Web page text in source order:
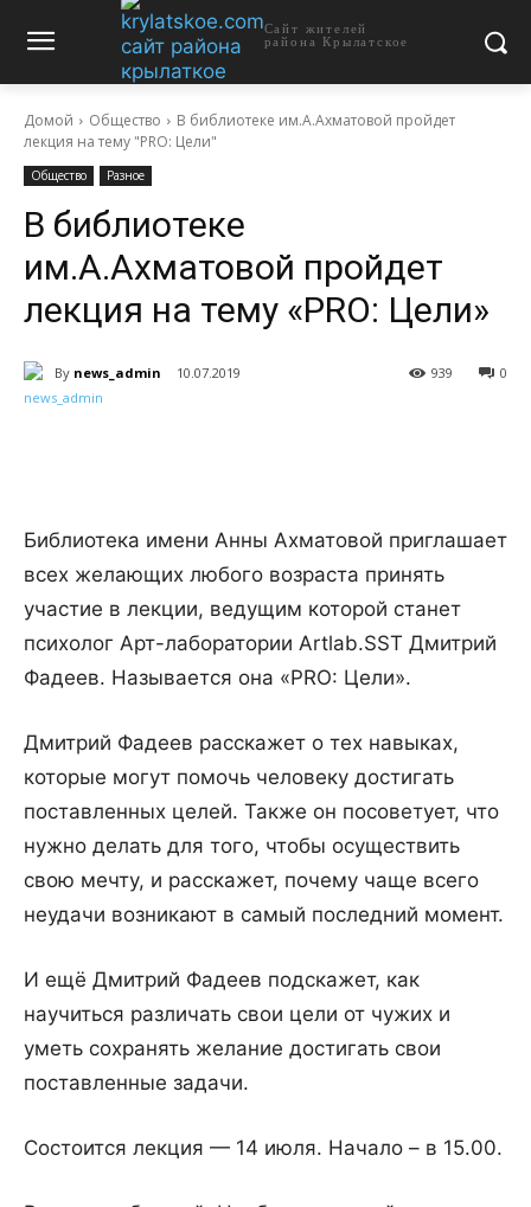
Сайт жителей
района Крылатское
Домой Общество
В библиотеке им.А.Ахматовой пройдет
лекция на тему "PRO: Цели"
Общество Разное
В библиотеке
им.А.Ахматовой пройдет
лекция на тему «PRO: Цели»
By news_admin 10.07.2019 0
939
Библиотека имени Анны Ахматовой приглашает
всех желающих любого возраста принять
участие в лекции, ведущим которой станет
психолог Арт-лаборатории Artlab.SST Дмитрий
Фадеев. Называется она «PRO: Цели».
Дмитрий Фадеев расскажет о тех навыках,
которые могут помочь человеку достигать
поставленных целей. Также он посоветует, что
нужно делать для того, чтобы осуществить
свою мечту, и расскажет, почему чаще всего
неудачи возникают в самый последний момент.
И ещё Дмитрий Фадеев подскажет, как
научиться различать свои цели от чужих и
уметь сохранять желание достигать свои
поставленные задачи.
Состоится лекция — 14 июля. Начало – в 15.00.